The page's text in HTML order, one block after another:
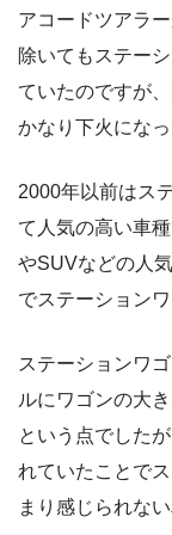
アコードツアラ
除いてもステー
ていたのですが
かなり下火になっ
2000年以前はス
て人気の高い車
やSUVなどの人
でステーション
ステーションワ
ルにワゴンの大
という点でした
れていたことで
まり感じられな